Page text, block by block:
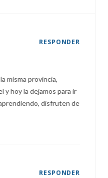
RESPONDER
misma provincia,
hoy la dejamos para ir
disfruten de
RESPONDER